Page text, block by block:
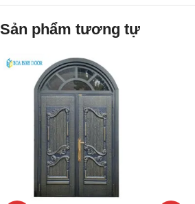
Sản phẩm tương tự